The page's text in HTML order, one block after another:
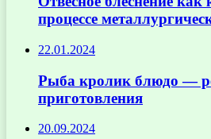
процессе
22.01.2024
Рыба кролик блюдо —
приготовления
20.09.2024